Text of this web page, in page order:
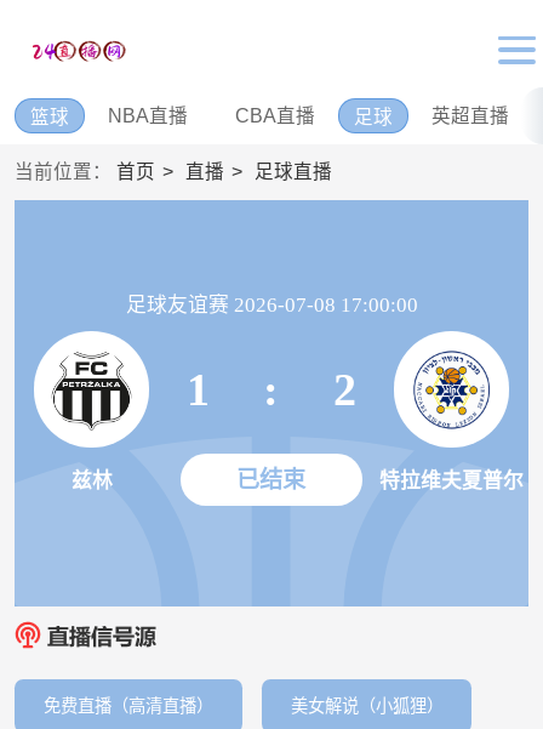
篮球 NBA直播 CBA直播 足球 英超直播
当前位置： 首页 直播 足球直播
足球友谊赛 2026-07-08 17:00:00
兹林
1 : 2
已结束 特拉维夫夏普尔
免费直播（高清直播） 美女解说（小狐狸）